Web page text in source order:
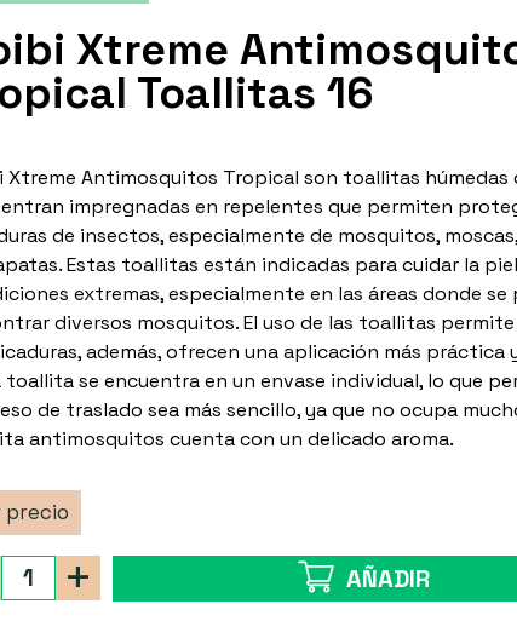
Xtreme
Toallitas 16
Xtreme Antimosquitos Tropical son toallitas húmedas
impregnadas en repelentes que permiten
de insectos, especialmente de mosquitos,
Estas toallitas están indicadas para cuidar la
extremas, especialmente en las áreas donde se
diversos mosquitos. El uso de las toallitas
además, ofrecen una aplicación más práctica
toallita se encuentra en un envase individual, lo que
de traslado sea más sencillo, ya que no ocupa
antimosquitos cuenta con un delicado aroma.
precio
+ AÑADIR